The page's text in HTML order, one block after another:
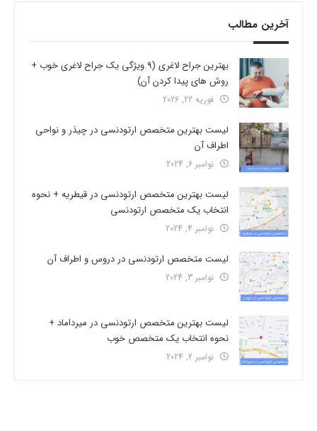
آخرین مطالب
بهترین جراح لاغری (9 ویژگی یک جراح لاغری خوب +
روش های پیدا کردن آن)
فوریه 22, 2026
لیست بهترین متخصص ارتودنسی در چیذر و نواحی
اطراف آن
نوامبر 6, 2024
لیست بهترین متخصص ارتودنسی در قیطریه + نحوه
انتخاب یک متخصص ارتودنسی
نوامبر 4, 2024
لیست متخصص ارتودنسی در دروس و اطراف آن
نوامبر 3, 2024
لیست بهترین متخصص ارتودنسی در میرداماد +
نحوه انتخاب یک متخصص خوب
نوامبر 2, 2024